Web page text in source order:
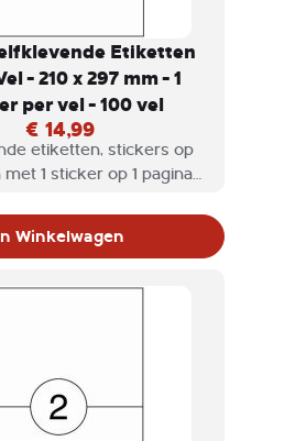
Etiketten
- 210 x 297 mm - 1
per vel - 100 vel
€ 14,99
etiketten, stickers op
1 sticker op 1 pagina
Winkelwagen